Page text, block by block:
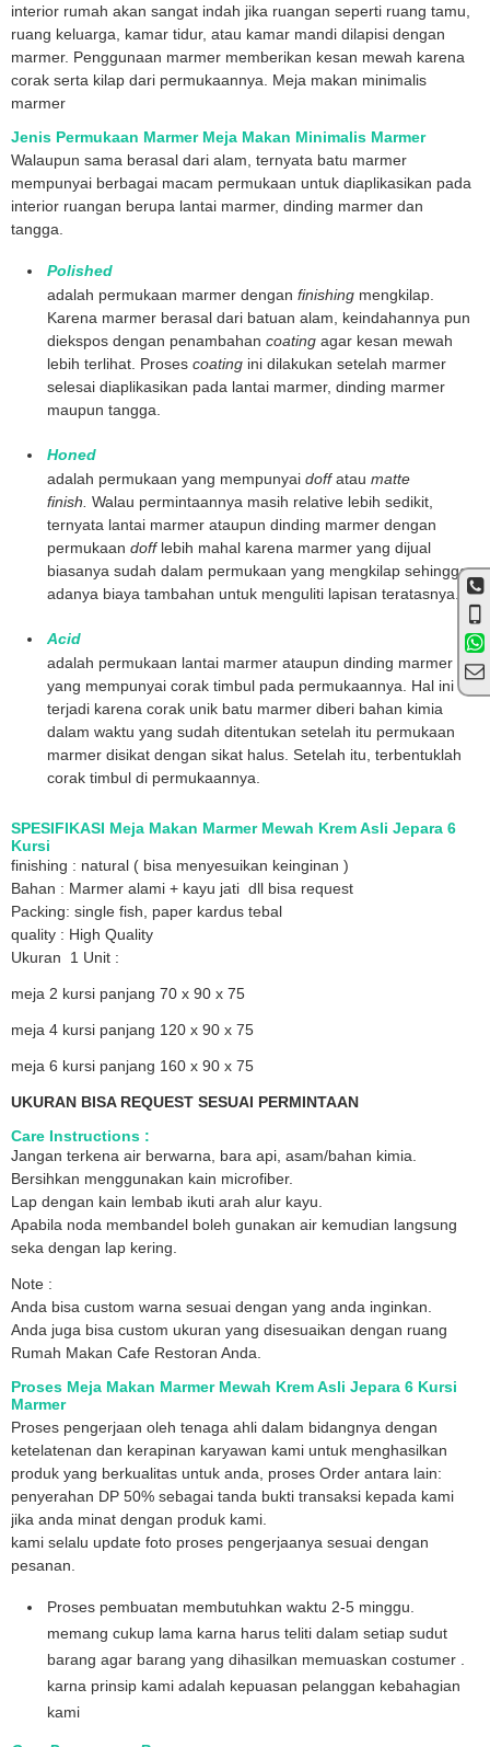
interior rumah akan sangat indah jika ruangan seperti ruang tamu,
ruang keluarga, kamar tidur, atau kamar mandi dilapisi dengan
marmer. Penggunaan marmer memberikan kesan mewah karena
corak serta kilap dari permukaannya. Meja makan minimalis
marmer
Jenis Permukaan Marmer Meja Makan Minimalis Marmer
Walaupun sama berasal dari alam, ternyata batu marmer
mempunyai berbagai macam permukaan untuk diaplikasikan pada
interior ruangan berupa lantai marmer, dinding marmer dan
tangga.
Polished
adalah permukaan marmer dengan finishing mengkilap.
Karena marmer berasal dari batuan alam, keindahannya pun
diekspos dengan penambahan coating agar kesan mewah
lebih terlihat. Proses coating ini dilakukan setelah marmer
selesai diaplikasikan pada lantai marmer, dinding marmer
maupun tangga.
Honed
adalah permukaan yang mempunyai doffatau matte
finish. Walau permintaannya masih relative lebih sedikit,
ternyata lantai marmer ataupun dinding marmer dengan
permukaan doff lebih mahal karena marmer yang dijual
biasanya sudah dalam permukaan yang mengkilap sehingga
adanya biaya tambahan untuk menguliti lapisan teratasnya.
Acid
adalah permukaan lantai marmer ataupun dinding marmer
yang mempunyai corak timbul pada permukaannya. Hal ini
terjadi karena corak unik batu marmer diberi bahan kimia
dalam waktu yang sudah ditentukan setelah itu permukaan
marmer disikat dengan sikat halus. Setelah itu, terbentuklah
corak timbul di permukaannya.
SPESIFIKASI Meja Makan Marmer Mewah Krem Asli Jepara 6
Kursi
finishing : natural ( bisa menyesuikan keinginan )
Bahan : Marmer alami + kayu jati dll bisa request
Packing: single fish, paper kardus tebal
quality : High Quality
Ukuran 1 Unit :
meja 2 kursi panjang 70 x 90 x 75
meja 4 kursi panjang 120 x 90 x 75
meja 6 kursi panjang 160 x 90 x 75
UKURAN BISA REQUEST SESUAI PERMINTAAN
Care Instructions :
Jangan terkena air berwarna, bara api, asam/bahan kimia.
Bersihkan menggunakan kain microfiber.
Lap dengan kain lembab ikuti arah alur kayu.
Apabila noda membandel boleh gunakan air kemudian langsung
seka dengan lap kering.
Note :
Anda bisa custom warna sesuai dengan yang anda inginkan.
Anda juga bisa custom ukuran yang disesuaikan dengan ruang
Rumah Makan Cafe Restoran Anda.
Proses Meja Makan Marmer Mewah Krem Asli Jepara 6 Kursi
Marmer
Proses pengerjaan oleh tenaga ahli dalam bidangnya dengan
ketelatenan dan kerapinan karyawan kami untuk menghasilkan
produk yang berkualitas untuk anda, proses Order antara lain:
penyerahan DP 50% sebagai tanda bukti transaksi kepada kami
jika anda minat dengan produk kami.
kami selalu update foto proses pengerjaanya sesuai dengan
pesanan.
Proses pembuatan membutuhkan waktu 2-5 minggu.
memang cukup lama karna harus teliti dalam setiap sudut
barang agar barang yang dihasilkan memuaskan costumer .
karna prinsip kami adalah kepuasan pelanggan kebahagian
kami